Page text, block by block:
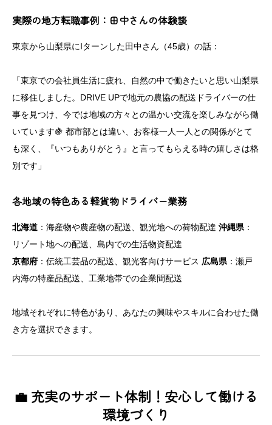
実際の地方転職事例：田中さんの体験談
東京から山梨県にIターンした田中さん（45歳）の話：
「東京での会社員生活に疲れ、自然の中で働きたいと思い山梨県
に移住しました。DRIVE UPで地元の農協の配送ドライバーの仕
事を見つけ、今では地域の方々との温かい交流を楽しみながら働
いています🍇 都市部とは違い、お客様一人一人との関係がとて
も深く、『いつもありがとう』と言ってもらえる時の嬉しさは格
別です」
各地域の特色ある軽貨物ドライバー業務
北海道 ：海産物や農産物の配送、観光地への荷物配達 沖縄県 ：
リゾート地への配送、島内での生活物資配達
京都府 ：伝統工芸品の配送、観光客向けサービス 広島県 ：瀬戸
内海の特産品配送、工業地帯での企業間配送
地域それぞれに特色があり、あなたの興味やスキルに合わせた働
き方を選択できます。
💼 充実のサポート体制！安心して働ける
環境づくり